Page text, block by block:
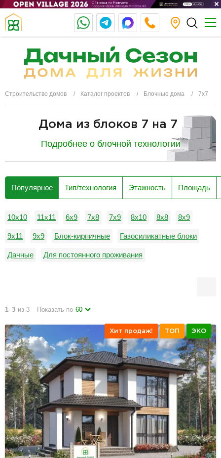
Строительство домов Каталог проектов Блочные дома 7х7
Дома из блоков 7 на 7
Подробнее о блочной технологии
Популярное Тип/технология Этажность Площадь
10х10 11х11 6х9 7х8 7х9 8х10 8х8 8х9
9х11 9х9 Блок-кирпичные Газосиликатные блоки
Дачные Для постоянного проживания
1–3 из 3 Показать по 60
Хит продаж! ТОП ЭКО